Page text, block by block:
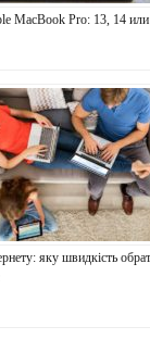
MacBook Pro: 13, 14
яку швидкість